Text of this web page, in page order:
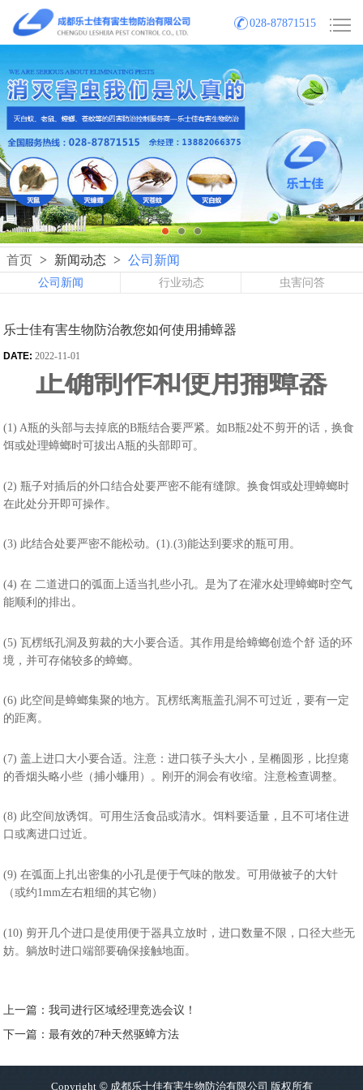
028-87871515
首页 > 新闻动态 > 公司新闻
公司新闻 行业动态 虫害问答
乐士佳有害生物防治教您如何使用捕蟑器
DATE: 2022-11-01
正确制作和使用捕蟑器
(1) A瓶的头部与去掉底的B瓶结合要严紧。如B瓶2处不剪开的话，换食
饵或处理蟑螂时可拔出A瓶的头部即可。
(2) 瓶子对插后的外口结合处要严密不能有缝隙。换食饵或处理蟑螂时
在此处分开即可操作。
(3) 此结合处要严密不能松动。(1).(3)能达到要求的瓶可用。
(4) 在 二道进口的弧面上适当扎些小孔。是为了在灌水处理蟑螂时空气
能顺利的排出。
(5) 瓦楞纸孔洞及剪裁的大小要合适。其作用是给蟑螂创造个舒 适的环
境，并可存储较多的蟑螂。
(6) 此空间是蟑螂集聚的地方。瓦楞纸离瓶盖孔洞不可过近，要有一定
的距离。
(7) 盖上进口大小要合适。注意：进口筷子头大小，呈椭圆形，比揑瘪
的香烟头略小些（捕小蠊用）。刚开的洞会有收缩。注意检查调整。
(8) 此空间放诱饵。可用生活食品或清水。饵料要适量，且不可堵住进
口或离进口过近。
(9) 在弧面上扎出密集的小孔是便于气味的散发。可用做被子的大针
（或约1mm左右粗细的其它物）
(10) 剪开几个进口是使用便于器具立放时，进口数量不限，口径大些无
妨。躺放时进口端部要确保接触地面。
上一篇：我司进行区域经理竞选会议！
下一篇：最有效的7种天然驱蟑方法
Copyright©成都乐士佳有害生物防治有限公司 版权所有